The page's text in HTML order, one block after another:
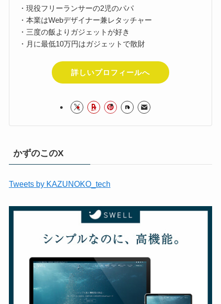
・現役フリーランサーの2児のパパ
・本業はWebデザイナー兼レタッチャー
・三度の飯よりガジェットが好き
・月に最低10万円はガジェットで散財
詳しいプロフィールへ
かずのこのX
Tweets by KAZUNOKO_tech